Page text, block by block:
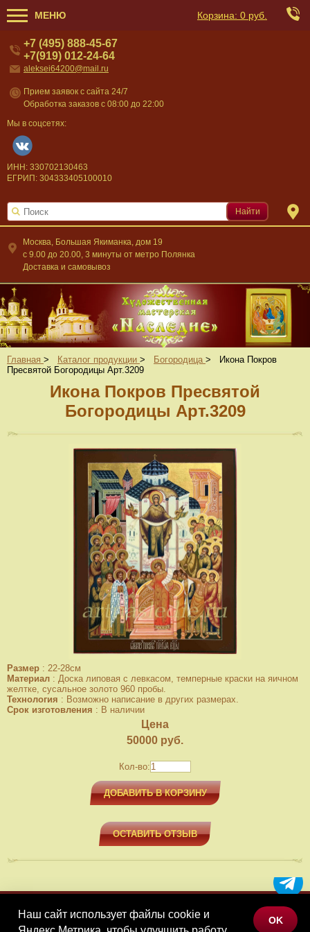
МЕНЮ Корзина: 0 руб.
Москва, Большая Якиманка, дом 19
c 9.00 до 20.00, 3 минуты от метро Полянка
Доставка и самовывоз
+7 (495) 888-45-67
+7(919) 012-24-64
aleksei64200@mail.ru
Прием заявок с сайта 24/7
Обработка заказов с 08:00 до 22:00
Мы в соцсетях:
ИНН: 330702130463
ЕГРИП: 304333405100010
Найти
Главная > Каталог продукции > Богородица >
Икона Покров
Пресвятой Богородицы Арт.3209
Икона Покров Пресвятой
Богородицы Арт.3209
Размер : 22-28см
Материал : Доска липовая с левкасом, темперные краски на яичном
желтке, сусальное золото 960 пробы.
Технология : Возможно написание в других размерах.
Срок изготовления : В наличии
Цена
50000 руб.
Кол-во:
ДОБАВИТЬ В КОРЗИНУ
ОСТАВИТЬ ОТЗЫВ
МЕНЮ
Наш сайт использует файлы cookie и
OK